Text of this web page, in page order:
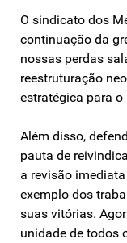
O sindicato dos
continuação da
nossas perdas
reestruturação
estratégica para
Além disso,
pauta de
a revisão
exemplo dos
suas vitórias.
unidade de todos